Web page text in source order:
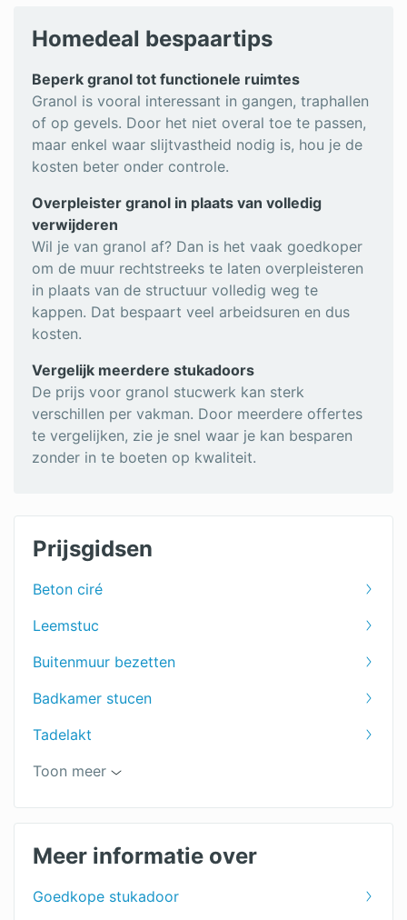
Homedeal bespaartips
Beperk granol tot functionele ruimtes
Granol is vooral interessant in gangen, traphallen
of op gevels. Door het niet overal toe te passen,
maar enkel waar slijtvastheid nodig is, hou je de
kosten beter onder controle.
Overpleister granol in plaats van volledig
verwijderen
Wil je van granol af? Dan is het vaak goedkoper
om de muur rechtstreeks te laten overpleisteren
in plaats van de structuur volledig weg te
kappen. Dat bespaart veel arbeidsuren en dus
kosten.
Vergelijk meerdere stukadoors
De prijs voor granol stucwerk kan sterk
verschillen per vakman. Door meerdere offertes
te vergelijken, zie je snel waar je kan besparen
zonder in te boeten op kwaliteit.
Prijsgidsen
Beton ciré
Leemstuc
Buitenmuur bezetten
Badkamer stucen
Tadelakt
Pleisterwerk herstellen
Stukadoor prijs
Stucwerk
Toon meer
Meer informatie over
Goedkope stukadoor